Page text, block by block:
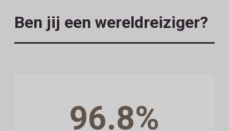
Ben jij een wereldreiziger?
96.8%